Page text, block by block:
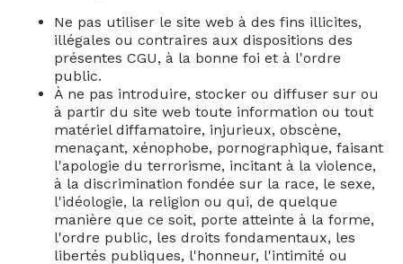
Ne pas utiliser le site web à des fins illicites,
illégales ou contraires aux dispositions des
présentes CGU, à la bonne foi et à l'ordre
public.
À ne pas introduire, stocker ou diffuser sur ou
à partir du site web toute information ou tout
matériel diffamatoire, injurieux, obscène,
menaçant, xénophobe, pornographique, faisant
l'apologie du terrorisme, incitant à la violence,
à la discrimination fondée sur la race, le sexe,
l'idéologie, la religion ou qui, de quelque
manière que ce soit, porte atteinte à la forme,
l'ordre public, les droits fondamentaux, les
libertés publiques, l'honneur, l'intimité ou